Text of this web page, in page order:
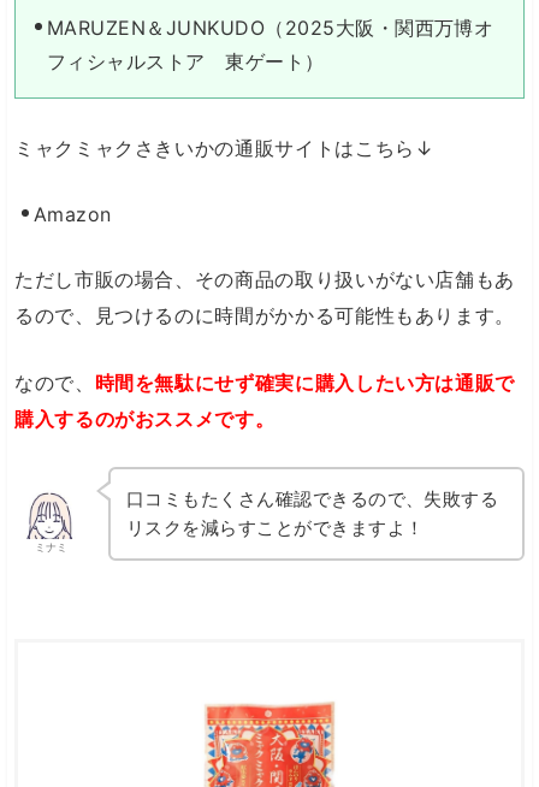
MARUZEN＆JUNKUDO（2025大阪・関西万博オ
フィシャルストア 東ゲート）
ミャクミャクさきいかの通販サイトはこちら↓
Amazon
ただし市販の場合、その商品の取り扱いがない店舗もあ
るので、見つけるのに時間がかかる可能性もあります。
なので、 時間を無駄にせず確実に購入したい方は通販で
購入するのがおススメです。
ミナミ
口コミもたくさん確認できるので、失敗する
リスクを減らすことができますよ！